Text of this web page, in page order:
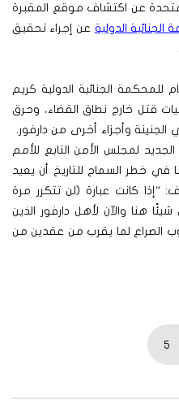
عن اكتشاف موقع المقبرة
الجنائية الدولية عن إجراء تحقيق
للمحكمة الجنائية الدولية كريم
قتل خارج نطاق القضاء، وحرق
الجنينة وأجزاء أخرى من دارفور.
لمجلس الأمن التابع للأمم
في خطر السماح للتاريخ أن يعيد
“إذا كانت عبارة (لن تتكرر مرة
هنا والآن لأهل دارفور الذين
الصراع لما يقرب من عقدين من
5